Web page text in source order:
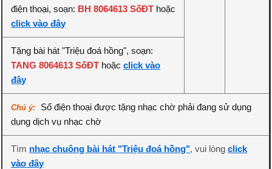
điện thoại, soạn: BH 8064613 SốĐT hoặc
click vào đây
Tặng bài hát "Triệu đoá hồng", soạn:
TANG 8064613 SốĐT hoặcclick vào
đây
Chú ý:
Số điện thoại được tặng nhạc chờ phải đang sử dụng
dụng dịch vụ nhạc chờ
Tìm nhạc chuông bài hát "Triệu đoá hồng", vui lòngclick
vào đây